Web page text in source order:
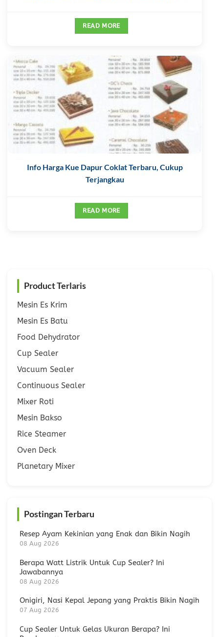
READ MORE
Info Harga Kue Dapur Coklat Terbaru, Cukup
Terjangkau
READ MORE
Product Terlaris
Mesin Es Krim
Mesin Es Batu
Food Dehydrator
Cup Sealer
Vacuum Sealer
Continuous Sealer
Mixer Roti
Mesin Bakso
Rice Steamer
Oven Deck
Planetary Mixer
Postingan Terbaru
Resep Ayam Kekinian yang Enak dan Bikin Nagih
08 Aug 2026
Berapa Watt Listrik Untuk Cup Sealer? Ini
Jawabannya
08 Aug 2026
Onigiri, Nasi Kepal Jepang yang Praktis Bikin Nagih
07 Aug 2026
Cup Sealer Untuk Gelas Ukuran Berapa? Ini